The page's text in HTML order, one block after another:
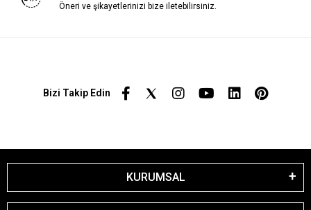
Öneri ve şikayetlerinizi bize iletebilirsiniz.
Bizi Takip Edin
KURUMSAL